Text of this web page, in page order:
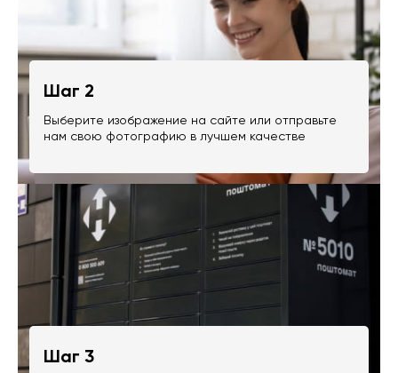
Шаг 2
Выберите изображение на сайте или отправьте
нам свою фотографию в лучшем качестве
Шаг 3